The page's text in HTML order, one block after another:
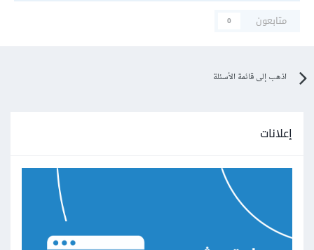
متابعون
0
اذهب إلى قائمة الأسئلة
إعلانات